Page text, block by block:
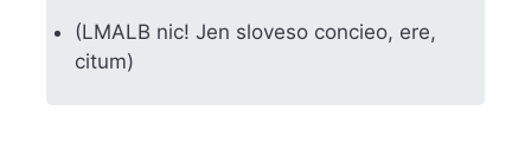
(LMALB nic! Jen sloveso concieo, ere,
citum)